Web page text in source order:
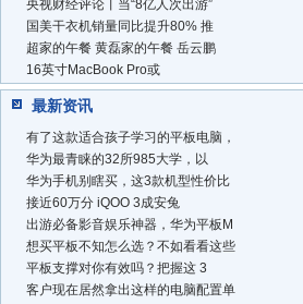
央视财经评论丨当“8亿人次出游”
国美干衣机销量同比提升80% 推
超家的午餐 黄磊家的午餐 岳云鹏
16英寸MacBook Pro或
最新资讯
有了这款适合孩子学习的平板电脑，
华为最青睐的32所985大学，以
华为手机别瞎买，这3款机型性价比
接近60万分 iQOO 3成安兔
出游必备影音娱乐神器，华为平板M
想买平板不知怎么选？不如看看这些
平板支撑对你有效吗？把握这 3
客户现在居然拿出这样的电脑配置单